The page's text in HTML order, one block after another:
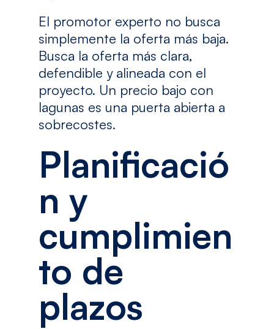
El promotor experto no busca
simplemente la oferta más baja.
Busca la oferta más clara,
defendible y alineada con el
proyecto. Un precio bajo con
lagunas es una puerta abierta a
sobrecostes.
Planificació
n y
cumplimien
to de
plazos